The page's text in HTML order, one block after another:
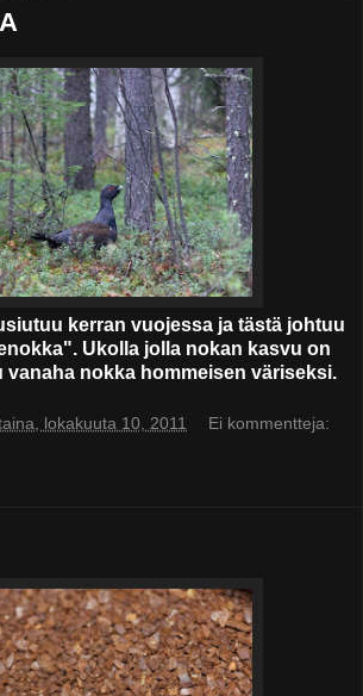
kerran vuojessa ja tästä johtuu
Ukolla jolla nokan kasvu on
vanaha nokka hommeisen väriseksi.
lokakuuta 10, 2011 Ei kommentteja: